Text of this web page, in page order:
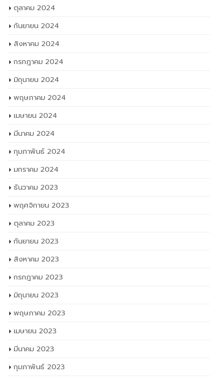
ตุลาคม 2024
กันยายน 2024
สิงหาคม 2024
กรกฎาคม 2024
มิถุนายน 2024
พฤษภาคม 2024
เมษายน 2024
มีนาคม 2024
กุมภาพันธ์ 2024
มกราคม 2024
ธันวาคม 2023
พฤศจิกายน 2023
ตุลาคม 2023
กันยายน 2023
สิงหาคม 2023
กรกฎาคม 2023
มิถุนายน 2023
พฤษภาคม 2023
เมษายน 2023
มีนาคม 2023
กุมภาพันธ์ 2023